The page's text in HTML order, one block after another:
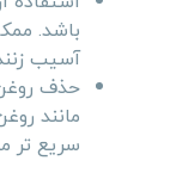
باشد.
آسیب
حذف
مانند
سریع تر